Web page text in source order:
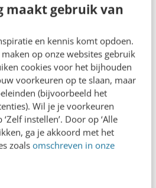
maakt gebruik van
en kennis komt opdoen.
op onze websites gebruik
cookies voor het bijhouden
voorkeuren op te slaan, maar
(bijvoorbeeld het
Wil je je voorkeuren
instellen’. Door op ‘Alle
ga je akkoord met het
zoals omschreven in onze
minder veilig ervaren dan
of desktop. Zorg er
uitstraalt,
veelgebruikte
te bieden en
op te nemen.